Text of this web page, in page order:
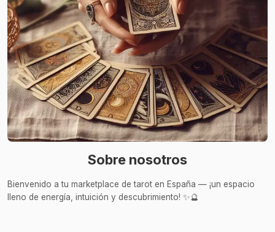
Sobre nosotros
Bienvenido a tu marketplace de tarot en España — ¡un espacio
lleno de energía, intuición y descubrimiento! ✨🔮